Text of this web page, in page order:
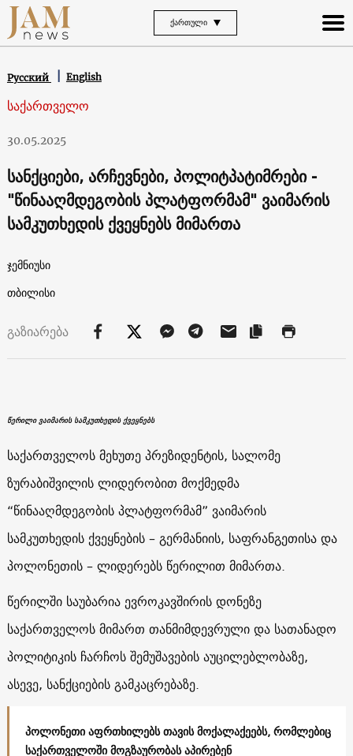
ᲥᲐᲠᲗᲣᲚᲘ
Русский English
საქართველო
30.05.2025
სანქციები, არჩევნები, პოლიტპატიმრები -
"წინააღმდეგობის პლატფორმამ" ვაიმარის
სამკუთხედის ქვეყნებს მიმართა
ჯემნიუსი
თბილისი
გაზიარება
წერილი ვაიმარის სამკუთხედის ქვეყნებს
საქართველოს მეხუთე პრეზიდენტის, სალომე
ზურაბიშვილის ლიდერობით მოქმედმა
“წინააღმდეგობის პლატფორმამ” ვაიმარის
სამკუთხედის ქვეყნების – გერმანიის, საფრანგეთისა და
პოლონეთის – ლიდერებს წერილით მიმართა.
წერილში საუბარია ევროკავშირის დონეზე
საქართველოს მიმართ თანმიმდევრული და სათანადო
პოლიტიკის ჩარჩოს შემუშავების აუცილებლობაზე,
ასევე, სანქციების გამკაცრებაზე.
პოლონეთი აფრთხილებს თავის მოქალაქეებს, რომლებიც
საქართველოში მოგზაურობას აპირებენ